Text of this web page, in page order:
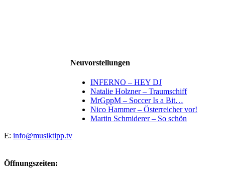
Neuvorstellungen
INFERNO – HEY DJ
Natalie Holzner – Traumschiff
MrGppM – Soccer Is a Bit…
Nico Hammer – Österreicher vor!
Martin Schmiderer – So schön
E: info@musiktipp.tv
Öffnungszeiten: